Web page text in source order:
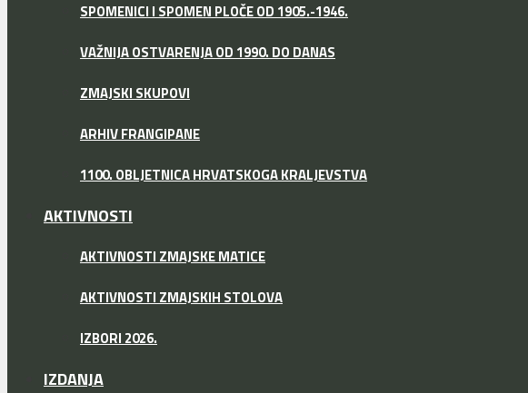
SPOMENICI I SPOMEN PLOČE OD 1905.-1946.
VAŽNIJA OSTVARENJA OD 1990. DO DANAS
ZMAJSKI SKUPOVI
ARHIV FRANGIPANE
1100. OBLJETNICA HRVATSKOGA KRALJEVSTVA
AKTIVNOSTI
AKTIVNOSTI ZMAJSKE MATICE
AKTIVNOSTI ZMAJSKIH STOLOVA
IZBORI 2026.
IZDANJA